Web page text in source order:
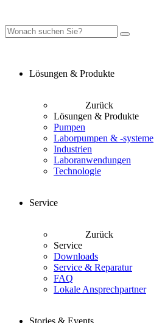
Lösungen & Produkte
Zurück
Lösungen & Produkte
Pumpen
Laborpumpen & -systeme
Industrien
Laboranwendungen
Technologie
Service
Zurück
Service
Downloads
Service & Reparatur
FAQ
Lokale Ansprechpartner
Stories & Events